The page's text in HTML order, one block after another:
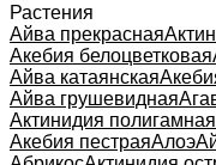
Растения
Айва прекрасная
Акебия белоцветковая
Айва катаянская
Айва грушевидная
Актинидия полигамная
Акебия пестраяАлоэ